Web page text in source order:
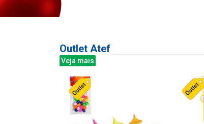
Outlet Atef
Veja mais